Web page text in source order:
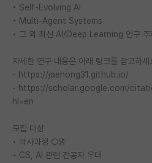
석박사 채용 정보 게시판
임용 정보 게시판
학부 인턴 게시판
취업 게시판
임용 후기 게시판
PI 전용 게시판
인문사회 계열 게시판
• Self-Evolving AI
• Multi-Agent Systems
• 그 외 최신 AI/Deep Learning 연구 주
자세한 연구 내용은 아래 링크를 참고하세
- https://jaehong31.github.io/
- https://scholar.google.com/
hl=en
모집 대상
• 박사과정 ○명
• CS, AI 관련 전공자 우대